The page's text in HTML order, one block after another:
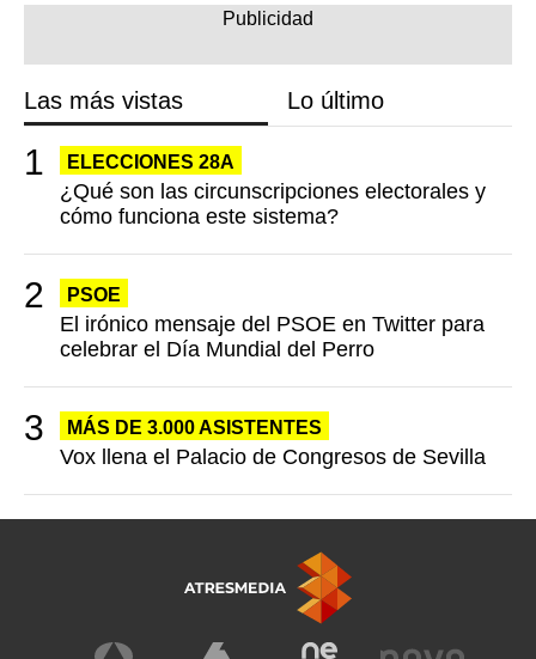
Las más vistas Lo último
ELECCIONES 28A
¿Qué son las circunscripciones electorales y
cómo funciona este sistema?
PSOE
El irónico mensaje del PSOE en Twitter para
celebrar el Día Mundial del Perro
MÁS DE 3.000 ASISTENTES
Vox llena el Palacio de Congresos de Sevilla